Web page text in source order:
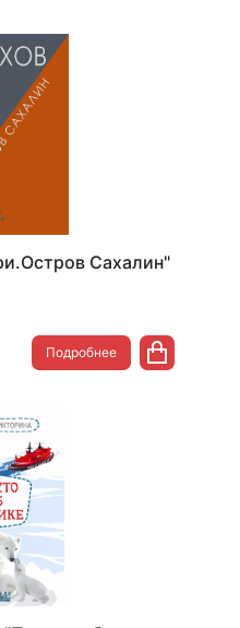
Сахалин"
Подробнее